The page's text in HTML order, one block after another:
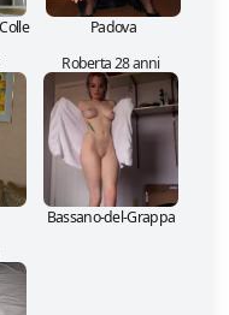
Padova
Roberta 28 anni
Bassano-del-Grappa